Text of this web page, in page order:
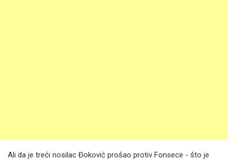
Ali da je treći nosilac Đoković prošao protiv Fonsece - što je